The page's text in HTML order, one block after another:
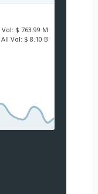
Vol: $ 763.99 M
All Vol: $ 8.10 B